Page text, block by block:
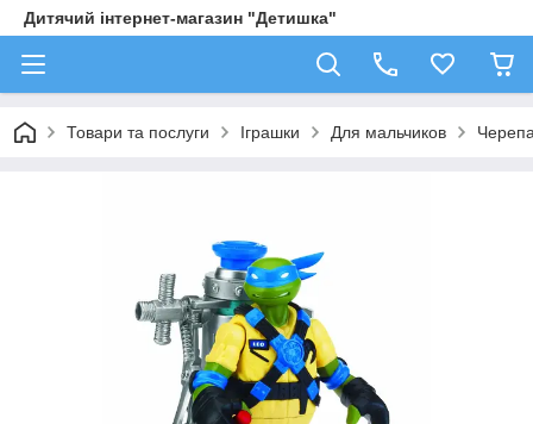
Дитячий інтернет-магазин "Детишка"
Товари та послуги Іграшки Для мальчиков